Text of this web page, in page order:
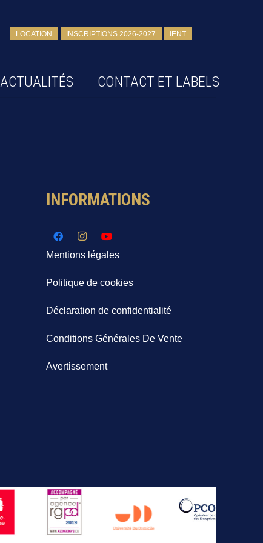
LOCATION INSCRIPTIONS 2026-2027 IENT
ACTUALITÉS CONTACT ET LABELS
INFORMATIONS
Mentions légales
Politique de cookies
Déclaration de confidentialité
Conditions Générales De Vente
Avertissement